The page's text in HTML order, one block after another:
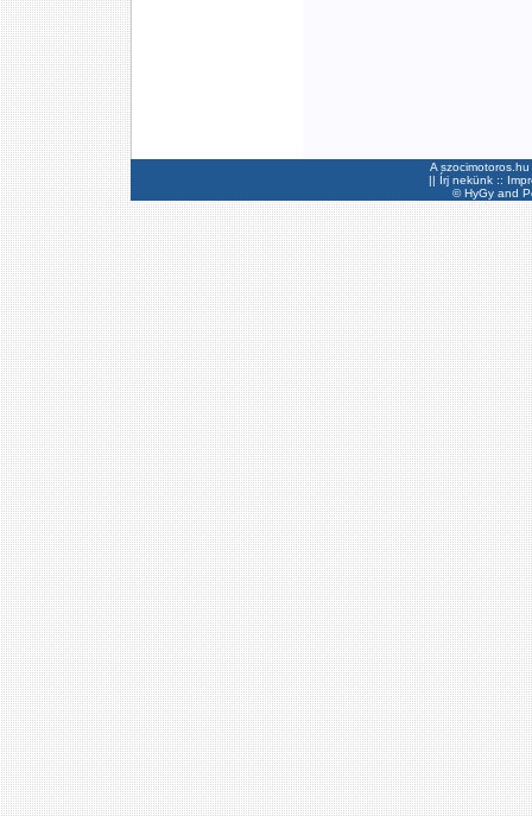
A
|| Írj nekünk ::
©HyGyand